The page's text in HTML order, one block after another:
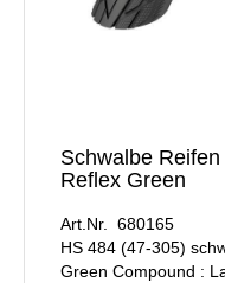
Schwalbe
Reflex Green
Art.Nr. 680165
HS 484 (47-305)
Green Compound :